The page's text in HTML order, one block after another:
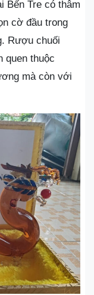
Bến Tre có thâm
cờ đầu trong
Rượu chuối
quen thuộc
mà còn với